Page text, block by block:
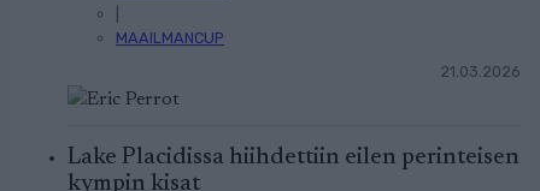
MAAILMANCUP
21.03.2026
Lake Placidissa hiihdettiin eilen perinteisen
kympin kisat